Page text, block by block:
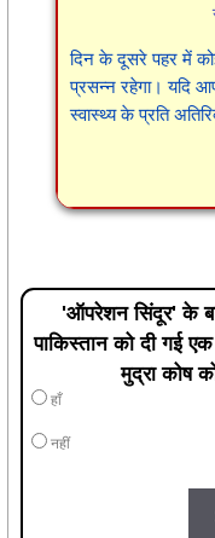
दिन के दूसरे पहर में
प्रसन्न रहेगा। यदि
स्वास्थ्य के प्रति
'ऑपरेशन सिंदूर' के
पाकिस्तान को दी गई
मुद्रा कोष
हाँ
नहीं